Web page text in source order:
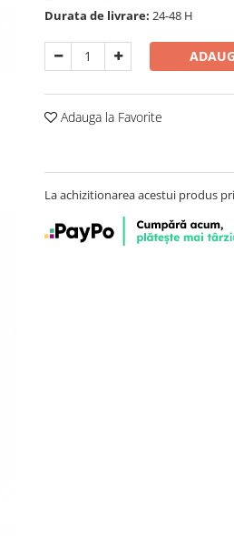
Durata de livrare: 24-48 H
Adauga la Favorite
La achizitionarea acestui produs